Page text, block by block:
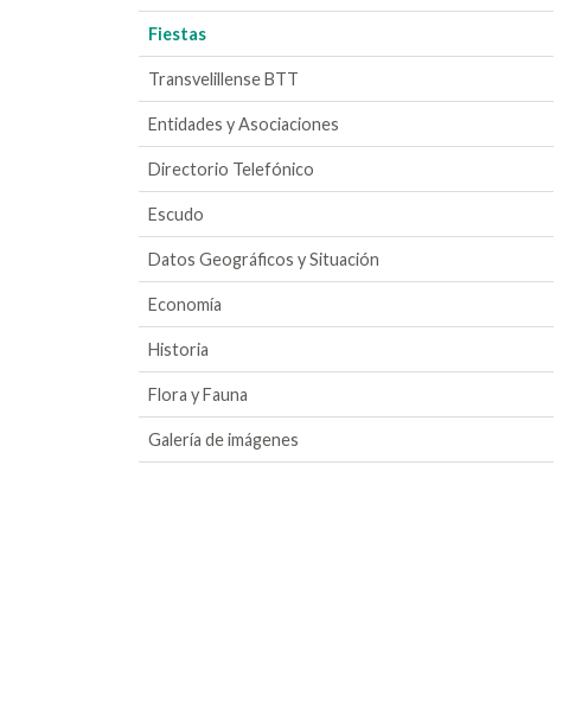
Fiestas
Transvelillense BTT
Entidades y Asociaciones
Directorio Telefónico
Escudo
Datos Geográficos y Situación
Economía
Historia
Flora y Fauna
Galería de imágenes